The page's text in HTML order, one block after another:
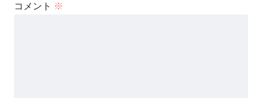
コメント ※